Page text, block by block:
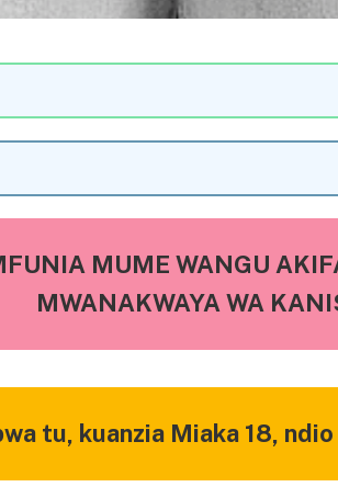
MUME WANGU
MWANAKWAYA WA
tu, kuanzia Miaka 18,